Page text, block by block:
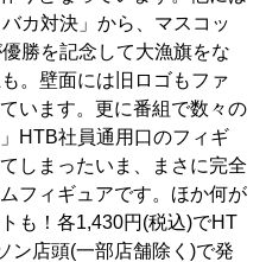
カ対決」から、マスコッ
勝を記念して大漁旗をな
。壁面には旧ロゴもファ
います。更に番組で数々の
HTB社員通用口のフィギ
しまったいま、まさに完全
フィギュアです。ほか何が
も！各1,430円(税込)でHT
ン店頭(一部店舗除く)で発